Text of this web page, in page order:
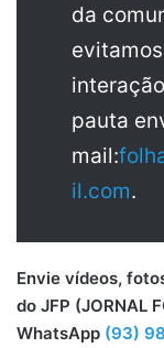
da
pauta
mail:
il.com.
Envie vídeos,
do JFP (JORNAL
WhatsApp (93)